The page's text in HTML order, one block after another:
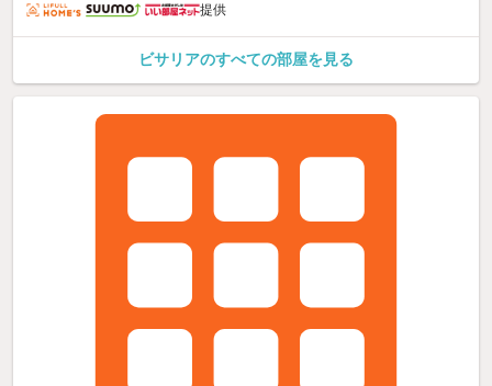
提供
ビサリアのすべての部屋を見る